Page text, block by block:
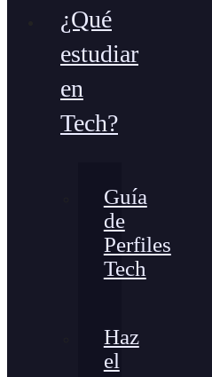
¿Qué
estudiar
en
Tech?
Guía
de
Perfiles
Tech
Haz
el